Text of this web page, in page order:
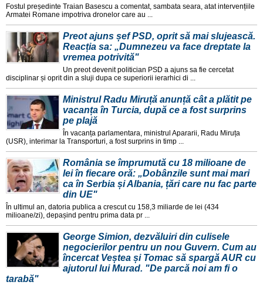
Fostul președinte Traian Basescu a comentat, sambata seara, atat intervențiile
Armatei Romane impotriva dronelor care au ...
Preot ajuns șef PSD, oprit să mai slujească.
Reacția sa: „Dumnezeu va face dreptate la
vremea potrivită"
Un preot devenit politician PSD a ajuns sa fie cercetat
disciplinar și oprit din a sluji dupa ce superiorii ierarhici di ...
Ministrul Radu Miruță anunță cât a plătit pe
vacanța în Turcia, după ce a fost surprins
pe plajă
În vacanța parlamentara, ministrul Apararii, Radu Miruța
(USR), interimar la Transporturi, a fost surprins in timp ...
România se împrumută cu 18 milioane de
lei în fiecare oră: „Dobânzile sunt mai mari
ca în Serbia și Albania, țări care nu fac parte
din UE"
În ultimul an, datoria publica a crescut cu 158,3 miliarde de lei (434
milioane/zi), depașind pentru prima data pr ...
George Simion, dezvăluiri din culisele
negocierilor pentru un nou Guvern. Cum au
încercat Veștea și Tomac să spargă AUR cu
ajutorul lui Murad. "De parcă noi am fi o
tarabă"